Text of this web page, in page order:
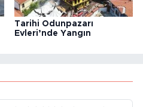
Tarihi Odunpazarı
Evleri’nde Yangın